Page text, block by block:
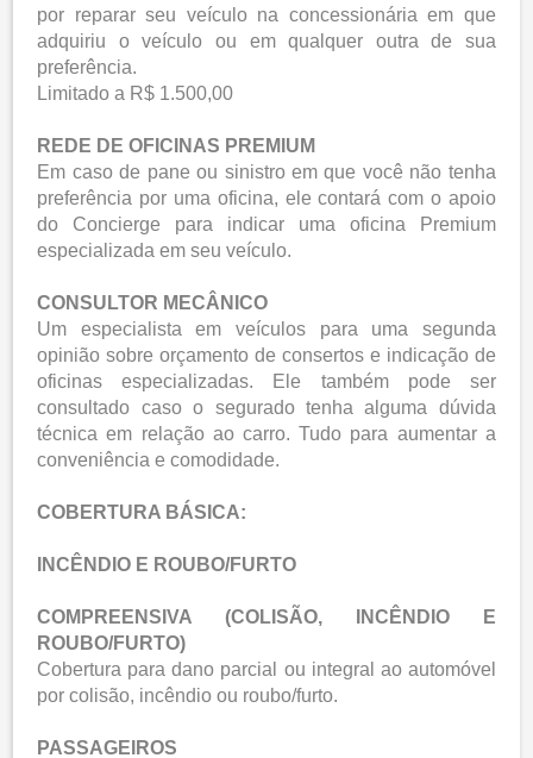
por reparar seu veículo na concessionária em que
adquiriu o veículo ou em qualquer outra de sua
preferência.
Limitado a R$ 1.500,00
REDE DE OFICINAS PREMIUM
Em caso de pane ou sinistro em que você não tenha
preferência por uma oficina, ele contará com o apoio
do Concierge para indicar uma oficina Premium
especializada em seu veículo.
CONSULTOR MECÂNICO
Um especialista em veículos para uma segunda
opinião sobre orçamento de consertos e indicação de
oficinas especializadas. Ele também pode ser
consultado caso o segurado tenha alguma dúvida
técnica em relação ao carro. Tudo para aumentar a
conveniência e comodidade.
COBERTURA BÁSICA:
INCÊNDIO E ROUBO/FURTO
COMPREENSIVA (COLISÃO, INCÊNDIO E
ROUBO/FURTO)
Cobertura para dano parcial ou integral ao automóvel
por colisão, incêndio ou roubo/furto.
PASSAGEIROS